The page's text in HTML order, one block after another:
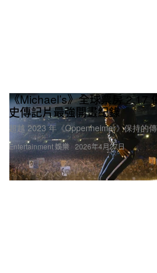
Entertainment 娛樂
《Michael’s》全球票房
史傳記片最強開畫紀錄
超越 2023 年《Oppenheimer》保持的傳
2026年4月27日